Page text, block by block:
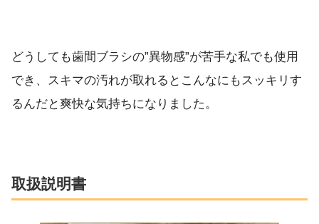
どうしても歯間ブラシの”異物感”が苦手な私でも使用
でき、スキマの汚れが取れるとこんなにもスッキリす
るんだと爽快な気持ちになりました。
取扱説明書